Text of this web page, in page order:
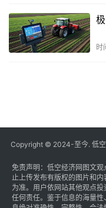
时
Copyright © 2024-至今. 低空
免责声明：低空经济网图文
止上传发布有版权的图片和
为准。用户依网站其他观点
任何责任。鉴于信息的海量